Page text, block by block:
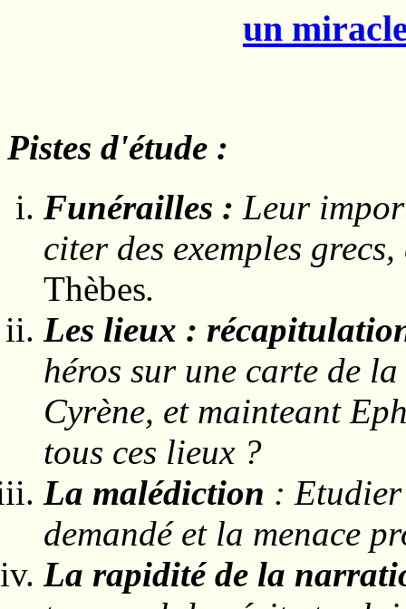
un
Pistes d'étude :
Funérailles : Leur
citer des exemples
Thèbes.
Les lieux :
héros sur une carte de
Cyrène, et mainteant
tous ces lieux ?
La malédiction : Etudier
demandé et la menace
La rapidité de la